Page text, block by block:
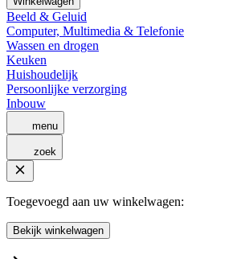
Beeld & Geluid
Computer, Multimedia & Telefonie
Wassen en drogen
Keuken
Huishoudelijk
Persoonlijke verzorging
Inbouw
menu
zoek
Toegevoegd aan uw winkelwagen:
Bekijk winkelwagen